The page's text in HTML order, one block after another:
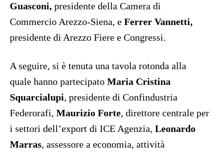
Guasconi, presidente della Camera di
Commercio Arezzo-Siena, e Ferrer Vannetti,
presidente di Arezzo Fiere e Congressi.
A seguire, si è tenuta una tavola rotonda alla
quale hanno partecipato Maria Cristina
Squarcialupi, presidente di Confindustria
Federorafi, Maurizio Forte, direttore centrale per
i settori dell’export di ICE Agenzia, Leonardo
Marras, assessore a economia, attività